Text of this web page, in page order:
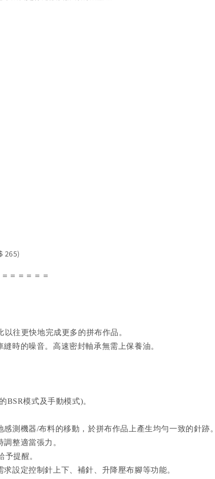
265)
＝＝＝＝＝
往更快地完成更多的拼布作品。
時的噪音。高速密封軸承無需上保養油。
BSR模式及手動模式)。
測機器/布料的移動，於拼布作品上產生均勻一致的針跡。
整適當張力。
予提醒。
設定控制針上下、補針、升降壓布腳等功能。